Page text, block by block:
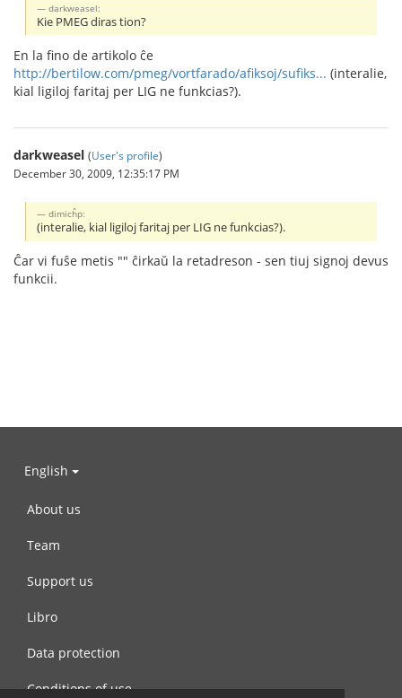
darkweasel:
Kie PMEG diras tion?
En la fino de artikolo ĉe
http://bertilow.com/pmeg/vortfarado/afiksoj/sufiks... (interalie,
kial ligiloj faritaj per LIG ne funkcias?).
darkweasel (User's profile)
December 30, 2009, 12:35:17 PM
dimicĥp:
(interalie, kial ligiloj faritaj per LIG ne funkcias?).
Ĉar vi fuŝe metis "" ĉirkaŭ la retadreson - sen tiuj signoj devus
funkcii.
English
About us
Team
Support us
Libro
Data protection
Conditions of use